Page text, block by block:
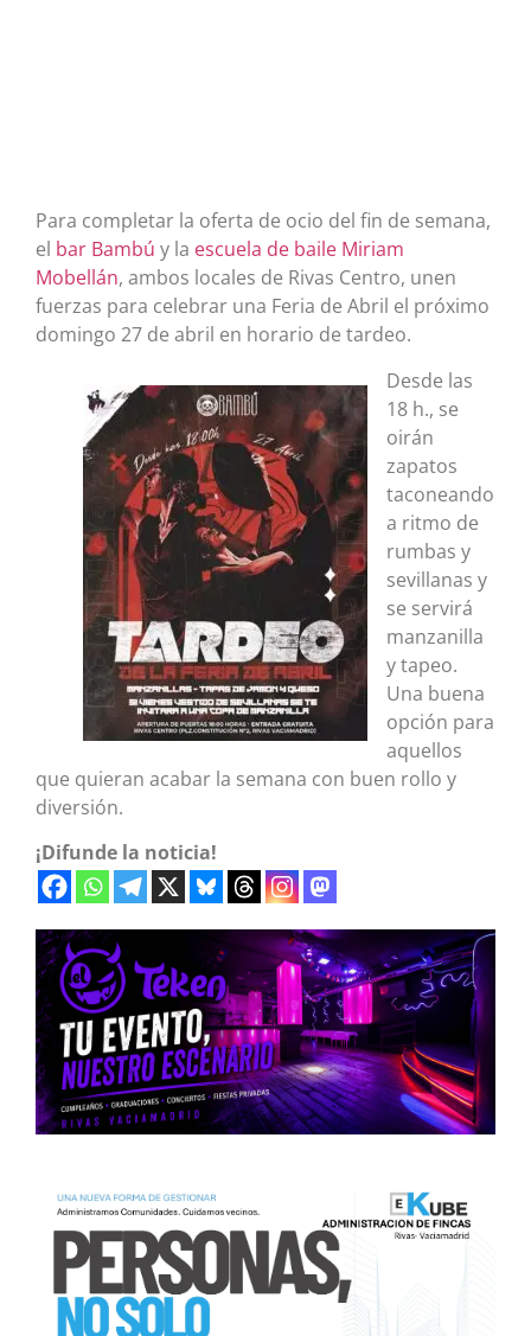
Para completar la oferta de ocio del fin de semana,
el bar Bambú y la escuela de baile Miriam
Mobellán, ambos locales de Rivas Centro, unen
fuerzas para celebrar una Feria de Abril el próximo
domingo 27 de abril en horario de tardeo.
Desde las
18 h., se
oirán
zapatos
taconeando
a ritmo de
rumbas y
sevillanas y
se servirá
manzanilla
y tapeo.
Una buena
opción para
aquellos
que quieran acabar la semana con buen rollo y
diversión.
¡Difunde la noticia!